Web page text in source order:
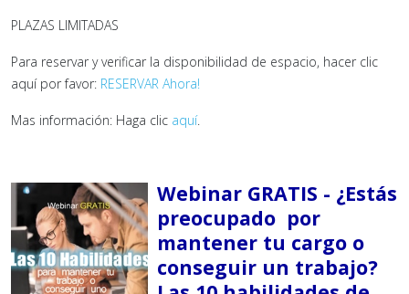
PLAZAS LIMITADAS
Para reservar y verificar la disponibilidad de espacio, hacer clic
aquí por favor: RESERVAR Ahora!
Mas información: Haga clic aquí.
Webinar GRATIS - ¿Estás
preocupado por
mantener tu cargo o
conseguir un trabajo?